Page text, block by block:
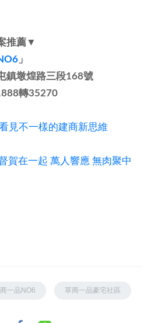
推薦​▼
」
鎮墩煌路三段168號
轉35270
見不一樣的建商新思維
賀在一起 萬人響應 無肉聚中
一品NO6 草商一品豪宅社區